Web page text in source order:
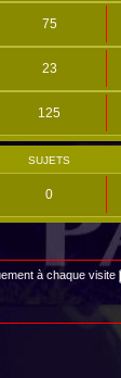
75
23
125
SUJETS
0
à chaque visite